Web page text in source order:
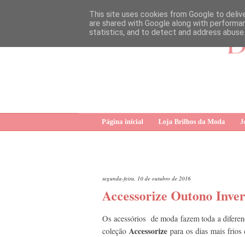
Página inicial Loja Brilhos da Moda
segunda-feira, 10 de outubro de 2016
Accessorize Outono
Os acessórios de moda fazem toda a
coleção Accessorize para os dias mais frios
This site uses cookies from Google to
are shared with Google along with
statistics, and to detect and address abuse.